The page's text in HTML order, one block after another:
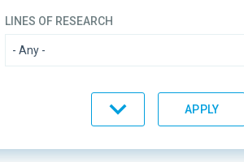
LINES OF RESEARCH